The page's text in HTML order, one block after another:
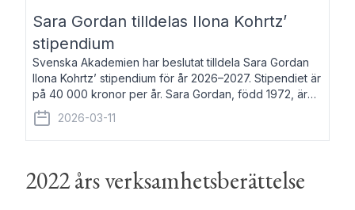
Sara Gordan tilldelas Ilona Kohrtz’
stipendium
Svenska Akademien har beslutat tilldela Sara Gordan
Ilona Kohrtz’ stipendium för år 2026–2027. Stipendiet är
på 40 000 kronor per år. Sara Gordan, född 1972, är
författare och översättare. Hon debuterade 2006 med
det prosalyriska verket En
2026-03-11
2022 års verksamhetsberättelse